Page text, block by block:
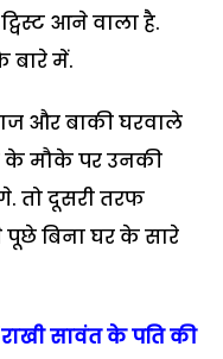
आने वाला है.
बारे में.
और बाकी घरवाले
के मौके पर उनकी
तो दूसरी तरफ
बिना घर के सारे
सावंत के पति की